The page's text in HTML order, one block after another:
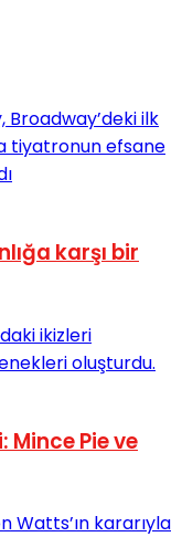
karşı bir
Pie ve